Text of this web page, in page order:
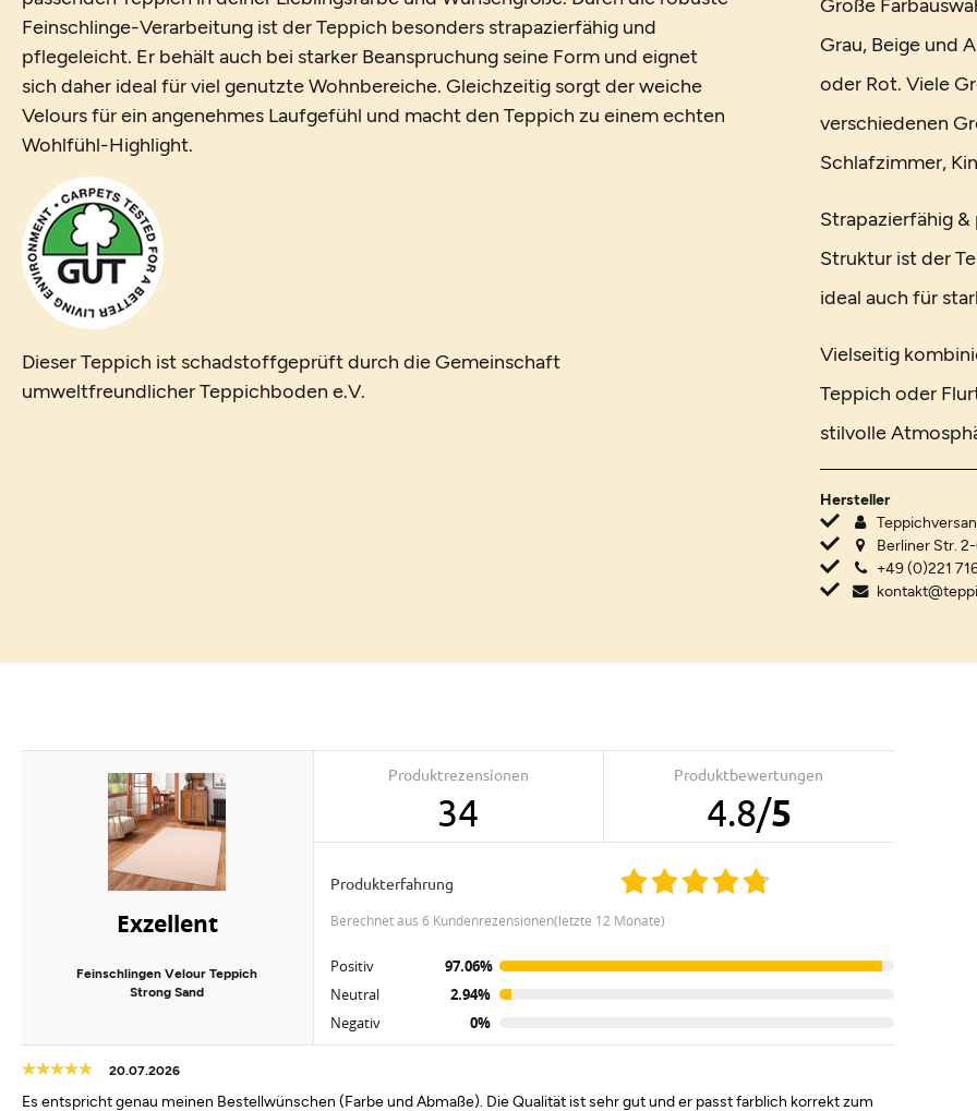
Feinschlinge-Verarbeitung ist der Teppich besonders strapazierfähig und
pflegeleicht. Er behält auch bei starker Beanspruchung seine Form und eignet
sich daher ideal für viel genutzte Wohnbereiche. Gleichzeitig sorgt der weiche
Velours für ein angenehmes Laufgefühl und macht den Teppich zu einem echten
Wohlfühl-Highlight.
Dieser Teppich ist schadstoffgeprüft durch die Gemeinschaft
umweltfreundlicher Teppichboden e.V.
Grau, Beige und
oder Rot. Viele
verschiedenen
Schlafzimmer,
Strapazierfähig
Struktur ist der
ideal auch für
Vielseitig
Teppich oder
stilvolle
Hersteller
Berliner Str.
+49 (0)221
Exzellent
Feinschlingen Velour Teppich
Strong Sand
Produktrezensionen
34
Produktbewertungen
4.8/5
Produkterfahrung
berechnet aus 6 Kundenrezensionen(letzte 12 Monate)
Positiv
97.06%
Neutral
2.94%
Negativ
0%
20.07.2026
Es entspricht genau meinen Bestellwünschen (Farbe und Abmaße). Die Qualität ist sehr gut und er passt farblich korrekt zum